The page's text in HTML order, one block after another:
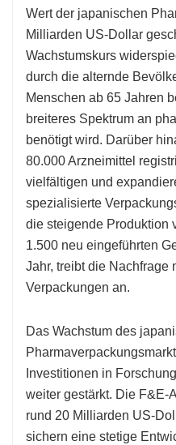
Wert der japanischen
Milliarden US-Dollar
Wachstumskurs
durch die alternde
Menschen ab 65 Jahren
breiteres Spektrum an
benötigt wird. Darüber
80.000 Arzneimittel
vielfältigen und
spezialisierte
die steigende Produktion
1.500 neu eingeführten
Jahr, treibt die Nachfrage
Verpackungen an.
Das Wachstum des
Investitionen in
weiter gestärkt. Die F&E-
rund 20 Milliarden US-
sichern eine stetige